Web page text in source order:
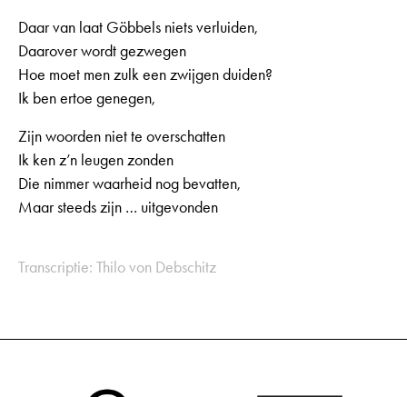
Daar van laat Göbbels niets verluiden,
Daarover wordt gezwegen
Hoe moet men zulk een zwijgen duiden?
Ik ben ertoe genegen,
Zijn woorden niet te overschatten
Ik ken z’n leugen zonden
Die nimmer waarheid nog bevatten,
Maar steeds zijn … uitgevonden
Transcriptie: Thilo von Debschitz